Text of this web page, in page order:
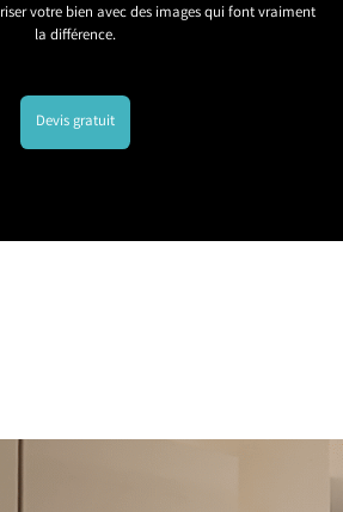
votre bien avec des images qui font vraiment
la différence.
Devis gratuit